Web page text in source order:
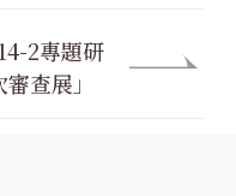
2專題研
查展」